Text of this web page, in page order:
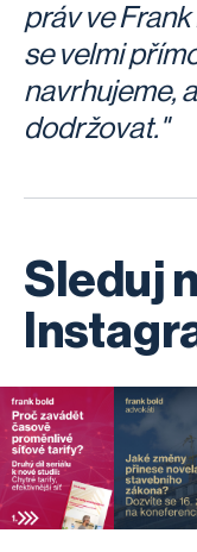
práv ve
se velmi
navrhujeme,
dodržovat."
Sleduj